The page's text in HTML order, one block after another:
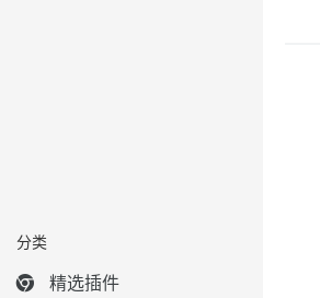
分类
精选插件